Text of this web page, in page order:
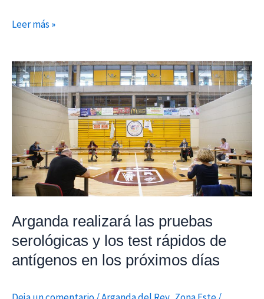
Leer más »
Arganda realizará las pruebas
serológicas y los test rápidos de
antígenos en los próximos días
Arganda
realizará
pruebas
y
los
test
de
antígenos
los